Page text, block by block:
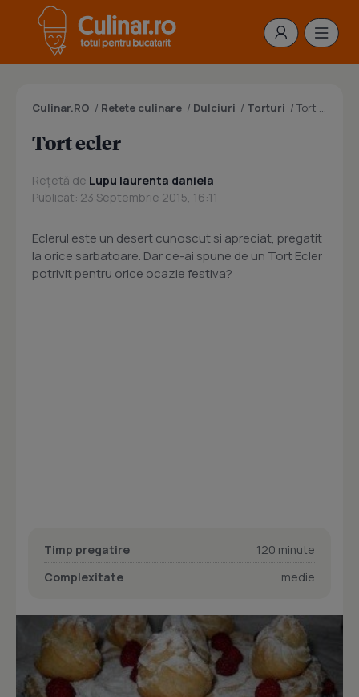
Culinar.RO / Retete culinare / Dulciuri / Torturi /Tort ecler
Tort ecler
Rețetă de Lupu laurenta daniela
Publicat: 23 Septembrie 2015, 16:11
Eclerul este un desert cunoscut si apreciat, pregatit
la orice sarbatoare. Dar ce-ai spune de un Tort Ecler
potrivit pentru orice ocazie festiva?
Timp pregatire
120 minute
Complexitate
medie